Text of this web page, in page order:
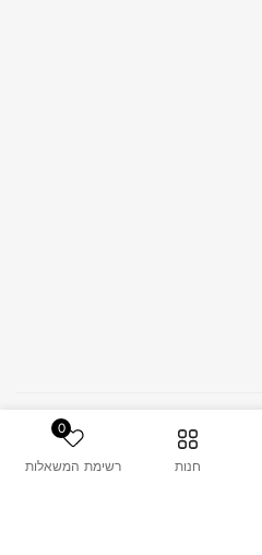
חנות
0
רשימת המשאלות